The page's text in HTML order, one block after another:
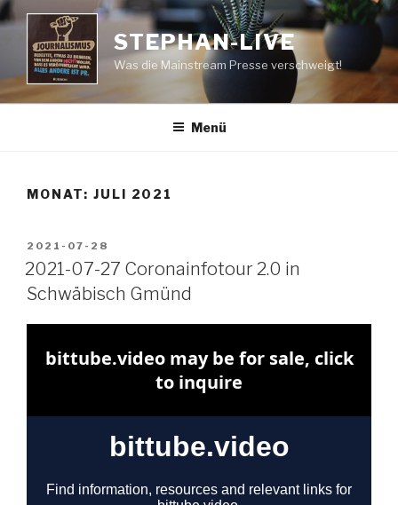
Zum
Inhalt
springen
STEPHAN-LIVE
Was die Mainstream Presse verschweigt!
Menü
MONAT: JULI 2021
VERÖFFENTLICHT
AM
2021-07-28
2021-07-27 Coronainfotour 2.0 in
Schwäbisch Gmünd